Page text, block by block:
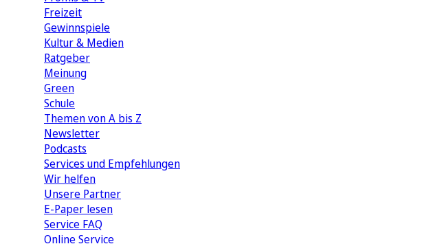
Freizeit
Gewinnspiele
Kultur & Medien
Ratgeber
Meinung
Green
Schule
Themen von A bis Z
Newsletter
Podcasts
Services und Empfehlungen
Wir helfen
Unsere Partner
E-Paper lesen
Service FAQ
Online Service